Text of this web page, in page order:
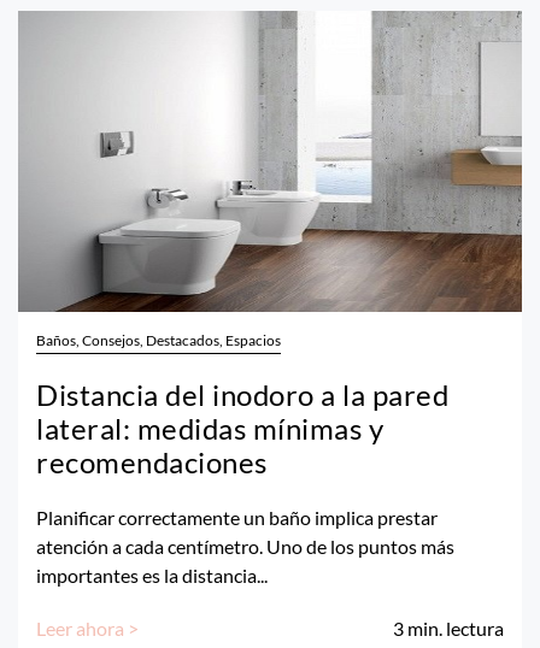
Baños, Consejos, Destacados, Espacios
Distancia del inodoro a la pared
lateral: medidas mínimas y
recomendaciones
Planificar correctamente un baño implica prestar
atención a cada centímetro. Uno de los puntos más
importantes es la distancia...
Leer ahora > 3 min. lectura